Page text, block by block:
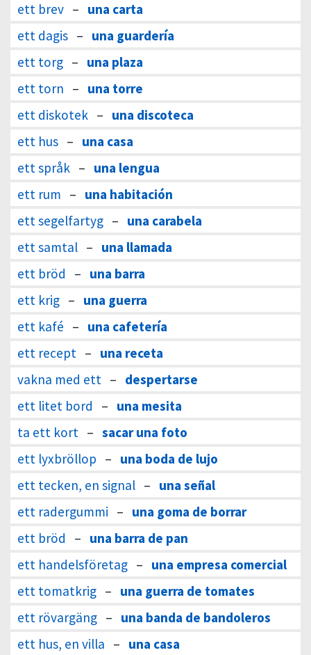
ett brev – una carta
ett dagis – una guardería
ett torg – una plaza
ett torn – una torre
ett diskotek – una discoteca
ett hus – una casa
ett språk – una lengua
ett rum – una habitación
ett segelfartyg – una carabela
ett samtal – una llamada
ett bröd
– una barra
ett krig – una guerra
ett kafé – una cafetería
ett recept – una receta
vakna med ett – despertarse
ett litet bord
– una mesita
ta ett kort – sacar una foto
ett lyxbröllop – una boda de lujo
ett tecken, en signal – una señal
ett radergummi – una goma de borrar
ett bröd
– una barra de pan
ett handelsföretag – una empresa comercial
ett tomatkrig – una guerra de tomates
ett rövargäng – una banda de bandoleros
ett hus, en villa – una casa